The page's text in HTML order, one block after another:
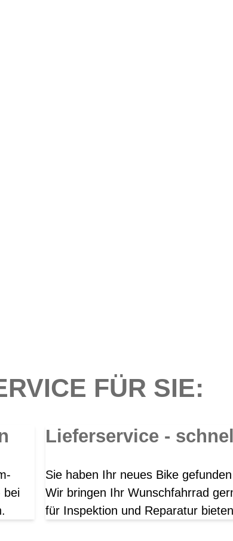
FÜR SIE:
bei
Lieferservice -
Sie haben Ihr neues Bike
Wir bringen Ihr Wunschfahrrad
für Inspektion und Reparatur